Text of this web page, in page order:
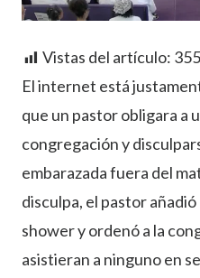
Vistas del artículo: 355
El internet está
que un pastor obligara a
congregación y
embarazada fuera del
disculpa, el pastor
shower y ordenó a la
asistieran a ninguno en